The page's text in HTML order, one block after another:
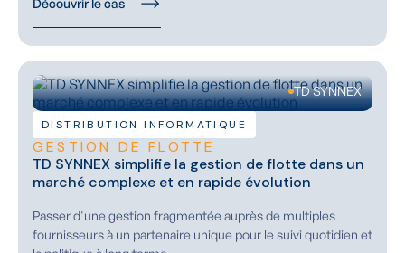
Découvrir le cas
TD SYNNEX
DISTRIBUTION INFORMATIQUE
GESTION DE FLOTTE
TD SYNNEX simplifie la gestion de flotte dans un
marché complexe et en rapide évolution
Passer d'une gestion fragmentée auprès de multiples
fournisseurs à un partenaire unique pour le suivi quotidien et